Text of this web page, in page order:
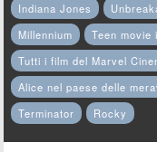
Indiana Jones
Millennium
Teen movie
Tutti i film del Marvel
Alice nel paese delle
Terminator
Rocky